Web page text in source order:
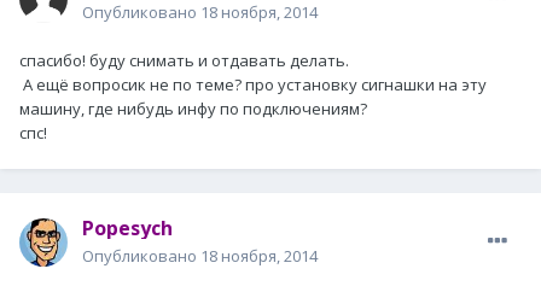
Опубликовано 18 ноября, 2014
спасибо! буду снимать и отдавать делать.
А ещё вопросик не по теме? про установку сигнашки на эту
машину, где нибудь инфу по подключениям?
спс!
Popesych
Опубликовано 18 ноября, 2014